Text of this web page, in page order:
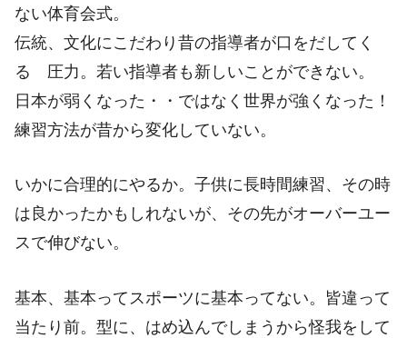
ない体育会式。
伝統、文化にこだわり昔の指導者が口をだしてく
る 圧力。若い指導者も新しいことができない。
日本が弱くなった・・ではなく世界が強くなった！
練習方法が昔から変化していない。
いかに合理的にやるか。子供に長時間練習、その時
は良かったかもしれないが、その先がオーバーユー
スで伸びない。
基本、基本ってスポーツに基本ってない。皆違って
当たり前。型に、はめ込んでしまうから怪我をして